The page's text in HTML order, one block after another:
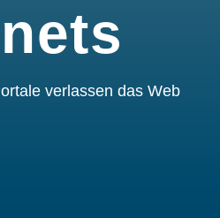
verlassen das Web